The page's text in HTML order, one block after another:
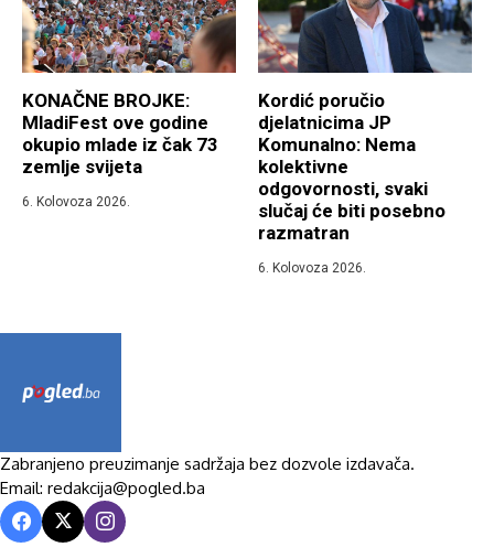
KONAČNE BROJKE:
MladiFest ove godine
okupio mlade iz čak 73
zemlje svijeta
6. Kolovoza 2026.
Kordić poručio
djelatnicima JP
Komunalno: Nema
kolektivne
odgovornosti, svaki
slučaj će biti posebno
razmatran
6. Kolovoza 2026.
Zabranjeno preuzimanje sadržaja bez dozvole izdavača.
Email: redakcija@pogled.ba